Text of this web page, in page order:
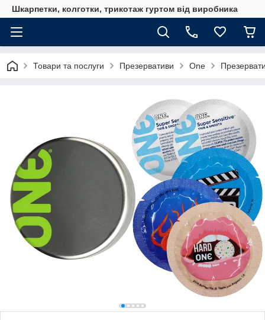
Шкарпетки, колготки, трикотаж гуртом від виробника
Товари та послуги Презервативи One